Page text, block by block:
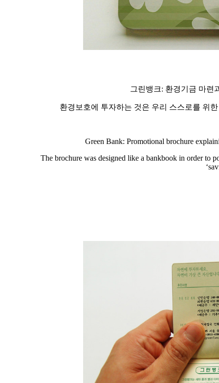
그린뱅크: 환경기금 마련
환경보호에 투자하는 것은 우리 스스로를 위
Green Bank: Promotional brochure
The brochure was designed like a bankbook in order to